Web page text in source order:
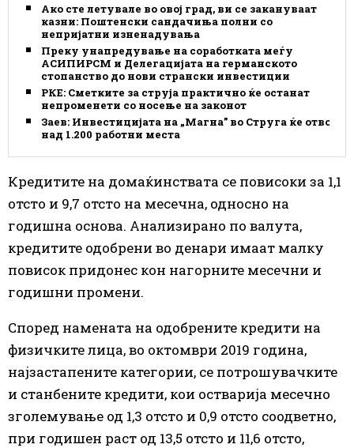
Ако сте летувале во овој град, ви се закануваат
казни: Поштенски сандачиња полни со
непријатни изненадувања
Преку унапредување на соработката меѓу
АСИПИРСМ и Делегацијата на германското
стопанство до нови странски инвестиции
РКЕ: Сметките за струја практично ќе останат
непроменети со носење на законот
Заев: Инвестицијата на „Магна” во Струга ќе отвори
над 1.200 работни места
Кредитите на домаќинствата се повисоки за 1,1
отсто и 9,7 отсто на месечна, односно на
годишна основа. Анализирано по валута,
кредитите одобрени во денари имаат малку
повисок придонес кон нагорните месечни и
годишни промени.
Според намената на одобрените кредити на
физичките лица, во октомври 2019 година,
најзастапените категории, се потрошувачките
и станбените кредити, кои остварија месечно
зголемување од 1,3 отсто и 0,9 отсто соодветно,
при годишен раст од 13,5 отсто и 11,6 отсто,